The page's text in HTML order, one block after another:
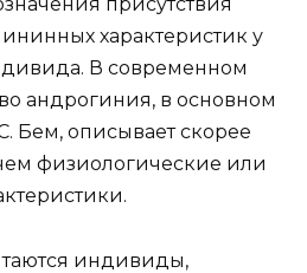
присутствия
характеристик у
В современном
андрогиния, в основном
Бем, описывает скорее
физиологические или
индивиды,